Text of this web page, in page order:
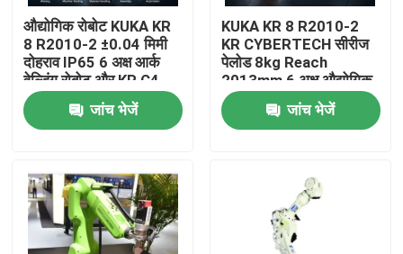
उत्पाद
औद्योगिक रोबोट KUKA KR
8 R2010-2 ±0.04 मिमी
दोहराव IP65 6 अक्ष आर्क
वेल्डिंग रोबोट और KR C4
KR C5 KR C5-2 नियंत्रण
कैबिनेट
जांच भेजें
KUKA KR 8 R2010-2
KR CYBERTECH सीरीज
पेलोड 8kg Reach
2013mm 6 अक्ष औद्योगिक
रोबोट TBi RM2 रोबोट
वेल्डिंग टॉर्च जांच भेजें